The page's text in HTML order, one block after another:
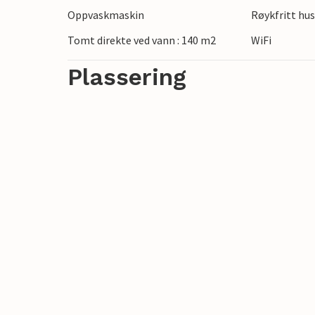
Området rundt byr på mange aktiviteter
middelaldergatene i sHertogenbosch,
pittoreske broene og historiske
Oppvaskmaskin
Røykfritt hus
Tomt direkte ved vann : 140 m2
WiFi
Plassering